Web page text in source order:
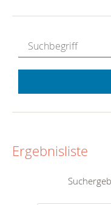
Ergebnisliste